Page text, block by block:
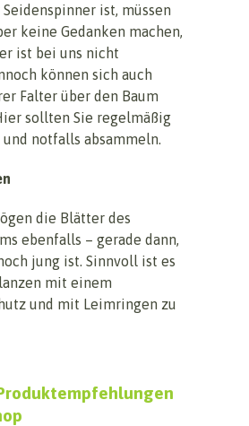
ist, müssen
keine Gedanken machen,
ist bei uns nicht
können sich auch
Falter über den Baum
sollten Sie regelmäßig
notfalls absammeln.
die Blätter des
ebenfalls – gerade dann,
jung ist. Sinnvoll ist es
mit einem
und mit Leimringen zu